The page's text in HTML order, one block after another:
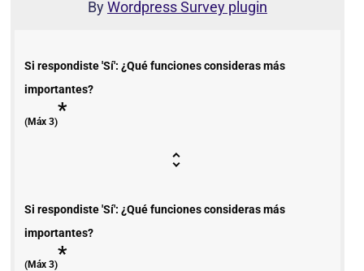
ByWordpress Survey plugin
Si respondiste 'Sí': ¿Qué funciones consideras más
importantes?
(Máx 3)*
Si respondiste 'Sí': ¿Qué funciones consideras más
importantes?
(Máx 3)*